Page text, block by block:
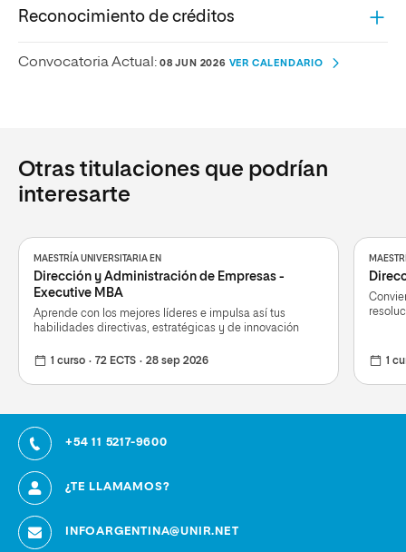
Reconocimiento de créditos
Convocatoria Actual: 08 JUN 2026 VER CALENDARIO
Otras titulaciones que podrían
interesarte
MAESTRÍA UNIVERSITARIA EN
Dirección y Administración de Empresas -
Executive MBA
Aprende con los mejores líderes e impulsa así tus
habilidades directivas, estratégicas y de innovación
1 curso 72 ECTS 28 sep 2026 1
+54 11 5217-9600
¿TE LLAMAMOS?
INFOARGENTINA@UNIR.NET